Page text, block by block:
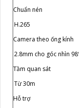
Chuẩn nén
H.265
Camera theo ống kính
2.8mm cho góc nhìn
Tầm quan sát
Từ 30m
Hỗ trợ